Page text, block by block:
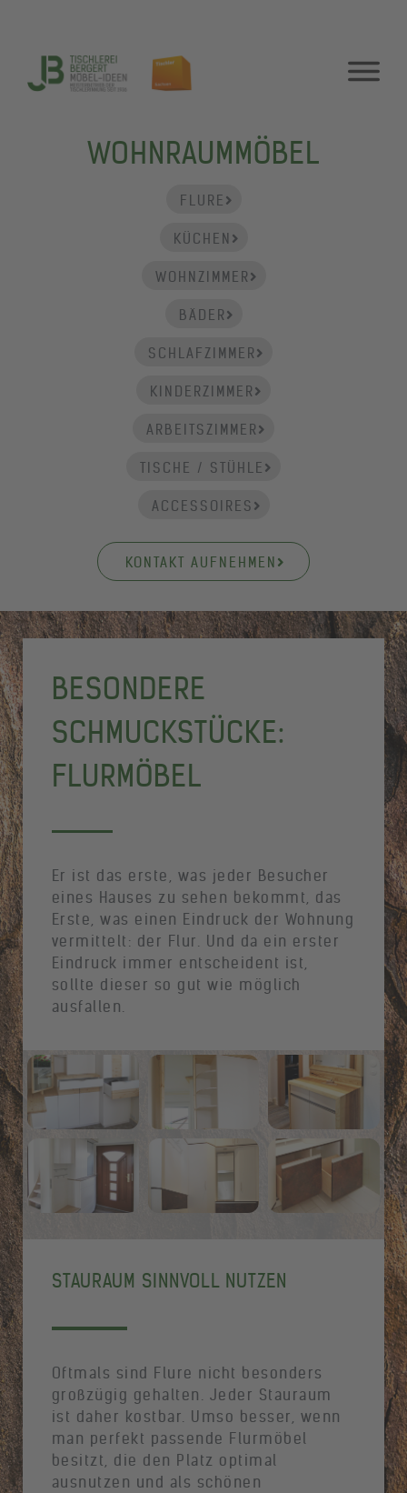
WOHNRAUMMÖBEL
FLURE
KÜCHEN
WOHNZIMMER
BÄDER
SCHLAFZIMMER
KINDERZIMMER
ARBEITSZIMMER
TISCHE / STÜHLE
ACCESSOIRES
KONTAKT AUFNEHMEN
BESONDERE
SCHMUCKSTÜCKE:
FLURMÖBEL
Er ist das erste, was jeder Besucher
eines Hauses zu sehen bekommt, das
Erste, was einen Eindruck der Wohnung
vermittelt: der Flur. Und da ein erster
Eindruck immer entscheident ist,
sollte dieser so gut wie möglich
ausfallen.
STAURAUM SINNVOLL NUTZEN
Oftmals sind Flure nicht besonders
großzügig gehalten. Jeder Stauraum
ist daher kostbar. Umso besser, wenn
man perfekt passende Flurmöbel
besitzt, die den Platz optimal
ausnutzen und als schönen